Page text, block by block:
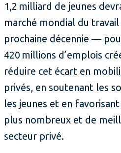
1,2 milliard de jeunes
marché mondial du travail
prochaine décennie —
420 millions d’emplois
réduire cet écart en
privés, en soutenant les
les jeunes et en
plus nombreux et de
secteur privé.